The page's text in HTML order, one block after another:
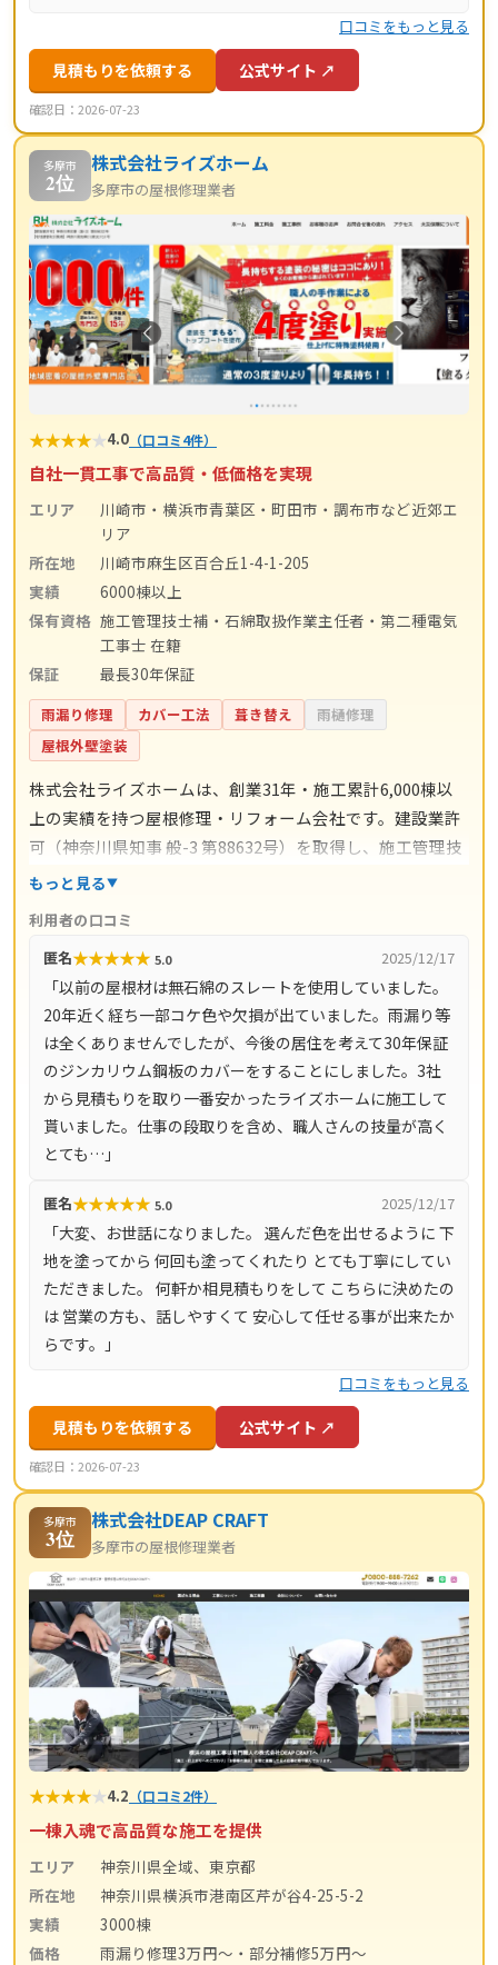
口コミをもっと見る
見積もりを依頼する 公式サイト ↗
確認日：2026-07-23
多摩市
2位
株式会社ライズホーム
多摩市の屋根修理業者
★★★★★4.0 （口コミ4件）
自社一貫工事で高品質・低価格を実現
エリア
川崎市・横浜市青葉区・町田市・調布市など近郊エ
リア
所在地
川崎市麻生区百合丘1-4-1-205
実績
6000棟以上
保有資格 施工管理技士補・石綿取扱作業主任者・第二種電気
工事士 在籍
保証
最長30年保証
雨漏り修理 カバー工法 葺き替え
雨樋修理
屋根外壁塗装
株式会社ライズホームは、創業31年・施工累計6,000棟以
上の実績を持つ屋根修理・リフォーム会社です。建設業許
可（神奈川県知事 般-3 第88632号）を取得し、施工管理技
士補・石綿取扱作業主任者・第二種電気工事士などの有資
から内装リフォームまで、住まい全般に対応します。自社
一貫工事体制で中間マージンをカットし、高品質な施工を
適正価格で提供。現場調査は無料で、業界最長クラスの30
年保証も用意されています。川崎市（麻生区・多摩区・高
津区・宮前区・中原区）を中心に、横浜市青葉区・町田
市・稲城市・調布市・狛江市・府中市など幅広いエリアに
対応しています。
もっと見る
利用者の口コミ
匿名★★★★★ 5.0 2025/12/17
「以前の屋根材は無石綿のスレートを使用していました。
20年近く経ち一部コケ色や欠損が出ていました。雨漏り等
は全くありませんでしたが、今後の居住を考えて30年保証
のジンカリウム鋼板のカバーをすることにしました。3社
から見積もりを取り一番安かったライズホームに施工して
貰いました。仕事の段取りを含め、職人さんの技量が高く
とても…」
匿名★★★★★ 5.0 2025/12/17
「大変、お世話になりました。 選んだ色を出せるように 下
地を塗ってから 何回も塗ってくれたり とても丁寧にしてい
ただきました。 何軒か相見積もりをして こちらに決めたの
は 営業の方も、話しやすくて 安心して任せる事が出来たか
らです。」
口コミをもっと見る
見積もりを依頼する 公式サイト ↗
確認日：2026-07-23
多摩市
3位
株式会社DEAP CRAFT
多摩市の屋根修理業者
★★★★★4.2 （口コミ2件）
一棟入魂で高品質な施工を提供
エリア
神奈川県全域、東京都
所在地
神奈川県横浜市港南区芹が谷4-25-5-2
実績
3000棟
価格
雨漏り修理3万円〜・部分補修5万円〜